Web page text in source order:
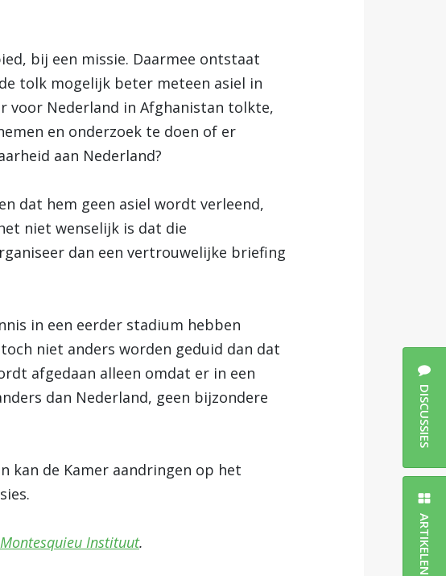
bij een missie. Daarmee ontstaat
tolk mogelijk beter meteen asiel in
voor Nederland in Afghanistan tolkte,
en onderzoek te doen of er
aan Nederland?
dat hem geen asiel wordt verleend,
niet wenselijk is dat die
dan een vertrouwelijke briefing
in een eerder stadium hebben
niet anders worden geduid dan dat
afgedaan alleen omdat er in een
dan Nederland, geen bijzondere
kan de Kamer aandringen op het
Montesquieu Instituut.
DISCUSSIES
ARTIKELEN